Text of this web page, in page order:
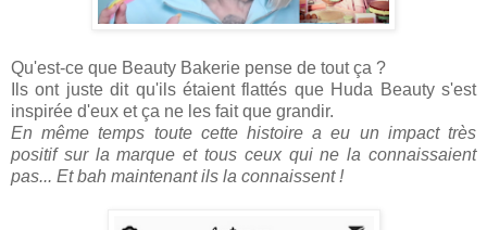
Qu'est-ce que Beauty Bakerie pense de tout ça ?
Ils ont juste dit qu'ils étaient flattés que Huda Beauty s'est
inspirée d'eux et ça ne les fait que grandir.
En même temps toute cette histoire a eu un impact très
positif sur la marque et tous ceux qui ne la connaissaient
pas... Et bah maintenant ils la connaissent !